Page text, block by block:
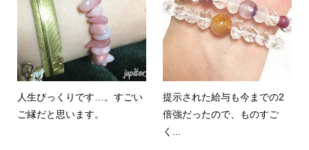
人生びっくりです…。すごい
ご縁だと思います。
提示された給与も今までの2
倍強だったので、ものすご
く...